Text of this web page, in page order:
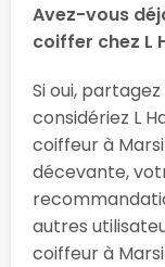
Avez-vous
coiffer chez L
Si oui,
considériez L
coiffeur à
décevante,
autres
coiffeur à